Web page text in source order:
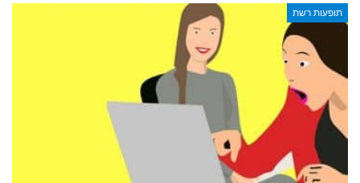
תופעות רשת